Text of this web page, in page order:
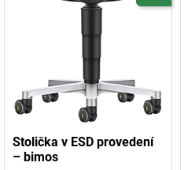
Stolička v ESD provedení
– bimos